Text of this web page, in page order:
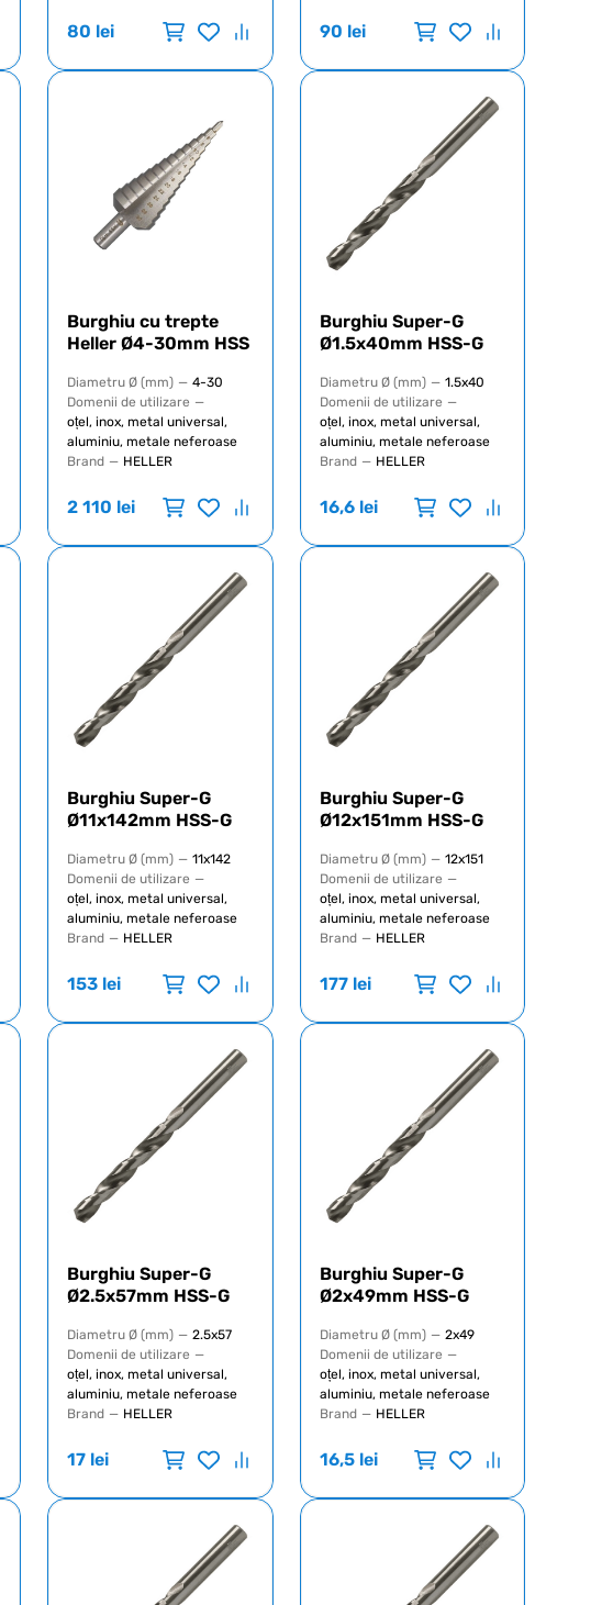
80 lei 90 lei
Burghiu cu trepte
Heller Ø4-30mm HSS
Diametru Ø (mm) — 4-30
Domenii de utilizare —
oțel, inox, metal universal,
aluminiu, metale neferoase
Brand — HELLER
2 110 lei
Burghiu Super-G
Ø1.5x40mm HSS-G
Diametru Ø (mm) — 1.5x40
Domenii de utilizare —
oțel, inox, metal universal,
aluminiu, metale neferoase
Brand — HELLER
16,6 lei
Burghiu Super-G
Ø11x142mm HSS-G
Diametru Ø (mm) — 11x142
Domenii de utilizare —
oțel, inox, metal universal,
aluminiu, metale neferoase
Brand — HELLER
153 lei
Burghiu Super-G
Ø12x151mm HSS-G
Diametru Ø (mm) — 12x151
Domenii de utilizare —
oțel, inox, metal universal,
aluminiu, metale neferoase
Brand — HELLER
177 lei
Burghiu Super-G
Ø2.5x57mm HSS-G
Diametru Ø (mm) — 2.5x57
Domenii de utilizare —
oțel, inox, metal universal,
aluminiu, metale neferoase
Brand — HELLER
17 lei
Burghiu Super-G
Ø2x49mm HSS-G
Diametru Ø (mm) — 2x49
Domenii de utilizare —
oțel, inox, metal universal,
aluminiu, metale neferoase
Brand — HELLER
16,5 lei